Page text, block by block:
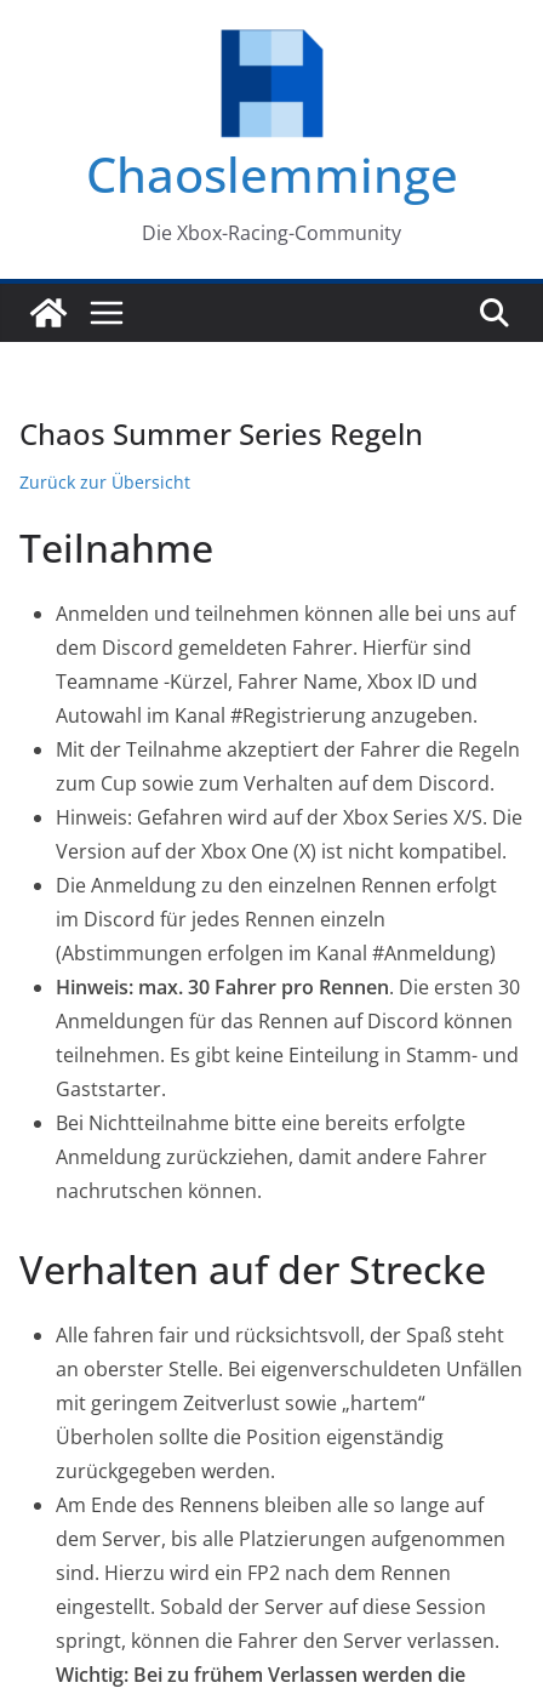
Chaoslemminge
Die Xbox-Racing-Community
Chaos Summer Series Regeln
Zurück zur Übersicht
Teilnahme
Anmelden und teilnehmen können alle bei uns auf
dem Discord gemeldeten Fahrer. Hierfür sind
Teamname -Kürzel, Fahrer Name, Xbox ID und
Autowahl im Kanal #Registrierung anzugeben.
Mit der Teilnahme akzeptiert der Fahrer die Regeln
zum Cup sowie zum Verhalten auf dem Discord.
Hinweis: Gefahren wird auf der Xbox Series X/S. Die
Version auf der Xbox One (X) ist nicht kompatibel.
Die Anmeldung zu den einzelnen Rennen erfolgt
im Discord für jedes Rennen einzeln
(Abstimmungen erfolgen im Kanal #Anmeldung)
Hinweis: max. 30 Fahrer pro Rennen. Die ersten 30
Anmeldungen für das Rennen auf Discord können
teilnehmen. Es gibt keine Einteilung in Stamm- und
Gaststarter.
Bei Nichtteilnahme bitte eine bereits erfolgte
Anmeldung zurückziehen, damit andere Fahrer
nachrutschen können.
Verhalten auf der Strecke
Alle fahren fair und rücksichtsvoll, der Spaß steht
an oberster Stelle. Bei eigenverschuldeten Unfällen
mit geringem Zeitverlust sowie „hartem“
Überholen sollte die Position eigenständig
zurückgegeben werden.
Am Ende des Rennens bleiben alle so lange auf
dem Server, bis alle Platzierungen aufgenommen
sind. Hierzu wird ein FP2 nach dem Rennen
eingestellt. Sobald der Server auf diese Session
springt, können die Fahrer den Server verlassen.
Wichtig: Bei zu frühem Verlassen werden die